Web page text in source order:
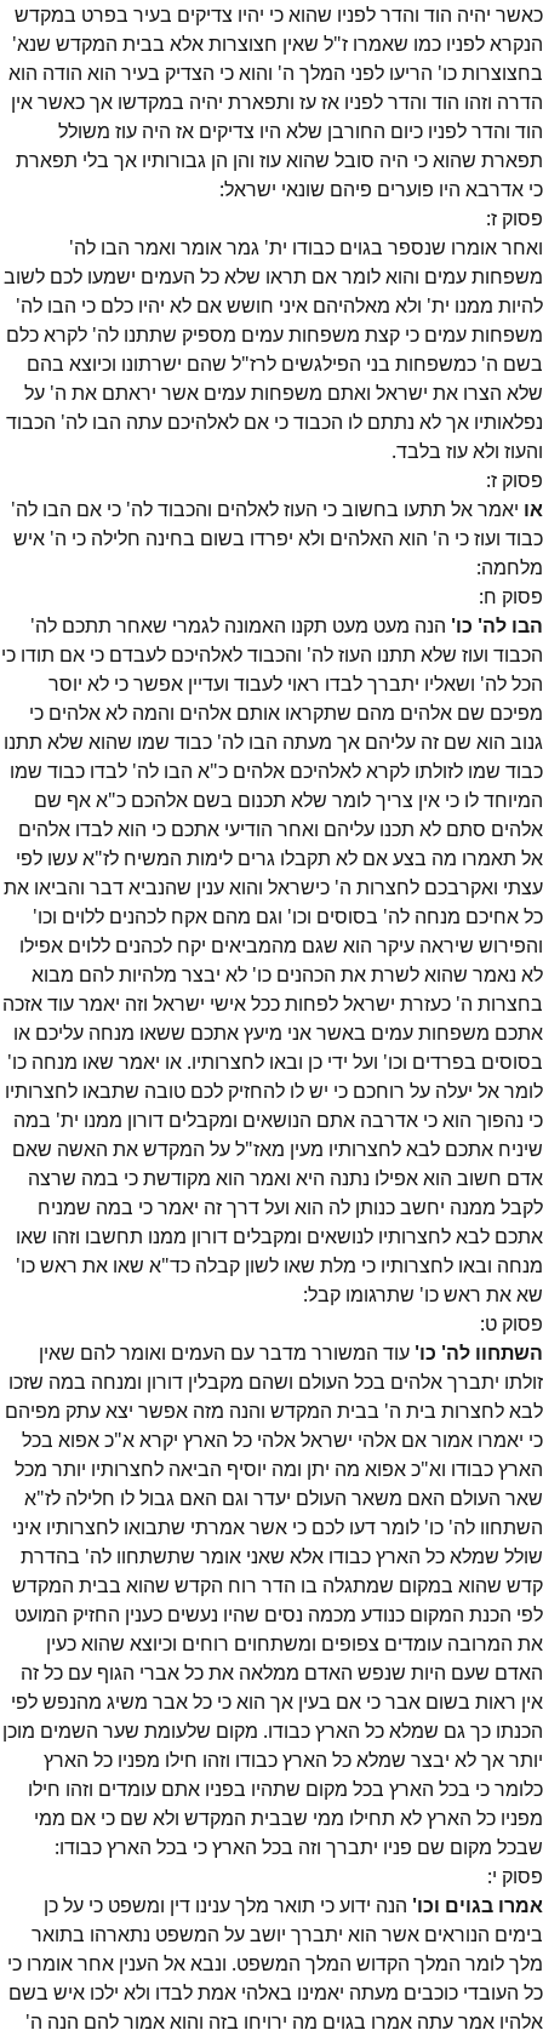
כאשר יהיה הוד והדר לפניו שהוא כי יהיו צדיקים בעיר בפרט במקדש
הנקרא לפניו כמו שאמרו ז"ל שאין חצוצרות אלא בבית המקדש שנא'
בחצוצרות כו' הריעו לפני המלך ה' והוא כי הצדיק בעיר הוא הודה הוא
הדרה וזהו הוד והדר לפניו אז עז ותפארת יהיה במקדשו אך כאשר אין
הוד והדר לפניו כיום החורבן שלא היו צדיקים אז היה עוז משולל
תפארת שהוא כי היה סובל שהוא עוז והן הן גבורותיו אך בלי תפארת
כי אדרבא היו פוערים פיהם שונאי ישראל:
פסוק ז:
ואחר אומרו שנספר בגוים כבודו ית' גמר אומר ואמר הבו לה'
משפחות עמים והוא לומר אם תראו שלא כל העמים ישמעו לכם לשוב
להיות ממנו ית' ולא מאלהיהם איני חושש אם לא יהיו כלם כי הבו לה'
משפחות עמים כי קצת משפחות עמים מספיק שתתנו לה' לקרא כלם
בשם ה' כמשפחות בני הפילגשים לרז"ל שהם ישרתונו וכיוצא בהם
שלא הצרו את ישראל ואתם משפחות עמים אשר יראתם את ה' על
נפלאותיו אך לא נתתם לו הכבוד כי אם לאלהיכם עתה הבו לה' הכבוד
והעוז ולא עוז בלבד.
פסוק ז:
או יאמר אל תתעו בחשוב כי העוז לאלהים והכבוד לה' כי אם הבו לה'
כבוד ועוז כי ה' הוא האלהים ולא יפרדו בשום בחינה חלילה כי ה' איש
מלחמה:
פסוק ח:
הבו לה' כו' הנה מעט מעט תקנו האמונה לגמרי שאחר תתכם לה'
הכבוד ועוז שלא תתנו העוז לה' והכבוד לאלהיכם לעבדם כי אם תודו כי
הכל לה' ושאליו יתברך לבדו ראוי לעבוד ועדיין אפשר כי לא יוסר
מפיכם שם אלהים מהם שתקראו אותם אלהים והמה לא אלהים כי
גנוב הוא שם זה עליהם אך מעתה הבו לה' כבוד שמו שהוא שלא תתנו
כבוד שמו לזולתו לקרא לאלהיכם אלהים כ"א הבו לה' לבדו כבוד שמו
המיוחד לו כי אין צריך לומר שלא תכנום בשם אלהכם כ"א אף שם
אלהים סתם לא תכנו עליהם ואחר הודיעי אתכם כי הוא לבדו אלהים
אל תאמרו מה בצע אם לא תקבלו גרים לימות המשיח לז"א עשו לפי
עצתי ואקרבכם לחצרות ה' כישראל והוא ענין שהנביא דבר והביאו את
כל אחיכם מנחה לה' בסוסים וכו' וגם מהם אקח לכהנים ללוים וכו'
והפירוש שיראה עיקר הוא שגם מהמביאים יקח לכהנים ללוים אפילו
לא נאמר שהוא לשרת את הכהנים כו' לא יבצר מלהיות להם מבוא
בחצרות ה' כעזרת ישראל לפחות ככל אישי ישראל וזה יאמר עוד אזכה
אתכם משפחות עמים באשר אני מיעץ אתכם ששאו מנחה עליכם או
בסוסים בפרדים וכו' ועל ידי כן ובאו לחצרותיו. או יאמר שאו מנחה כו'
לומר אל יעלה על רוחכם כי יש לו להחזיק לכם טובה שתבאו לחצרותיו
כי נהפוך הוא כי אדרבה אתם הנושאים ומקבלים דורון ממנו ית' במה
שיניח אתכם לבא לחצרותיו מעין מאז"ל על המקדש את האשה שאם
אדם חשוב הוא אפילו נתנה היא ואמר הוא מקודשת כי במה שרצה
לקבל ממנה יחשב כנותן לה הוא ועל דרך זה יאמר כי במה שמניח
אתכם לבא לחצרותיו לנושאים ומקבלים דורון ממנו תחשבו וזהו שאו
מנחה ובאו לחצרותיו כי מלת שאו לשון קבלה כד"א שאו את ראש כו'
שא את ראש כו' שתרגומו קבל:
פסוק ט:
השתחוו לה' כו' עוד המשורר מדבר עם העמים ואומר להם שאין
זולתו יתברך אלהים בכל העולם ושהם מקבלין דורון ומנחה במה שזכו
לבא לחצרות בית ה' בבית המקדש והנה מזה אפשר יצא עתק מפיהם
כי יאמרו אמור אם אלהי ישראל אלהי כל הארץ יקרא א"כ אפוא בכל
הארץ כבודו וא"כ אפוא מה יתן ומה יוסיף הביאה לחצרותיו יותר מכל
שאר העולם האם משאר העולם יעדר וגם האם גבול לו חלילה לז"א
השתחוו לה' כו' לומר דעו לכם כי אשר אמרתי שתבואו לחצרותיו איני
שולל שמלא כל הארץ כבודו אלא שאני אומר שתשתחוו לה' בהדרת
קדש שהוא במקום שמתגלה בו הדר רוח הקדש שהוא בבית המקדש
לפי הכנת המקום כנודע מכמה נסים שהיו נעשים כענין החזיק המועט
את המרובה עומדים צפופים ומשתחוים רוחים וכיוצא שהוא כעין
האדם שעם היות שנפש האדם ממלאה את כל אברי הגוף עם כל זה
אין ראות בשום אבר כי אם בעין אך הוא כי כל אבר משיג מהנפש לפי
הכנתו כך גם שמלא כל הארץ כבודו. מקום שלעומת שער השמים מוכן
יותר אך לא יבצר שמלא כל הארץ כבודו וזהו חילו מפניו כל הארץ
כלומר כי בכל הארץ בכל מקום שתהיו בפניו אתם עומדים וזהו חילו
מפניו כל הארץ לא תחילו ממי שבבית המקדש ולא שם כי אם ממי
שבכל מקום שם פניו יתברך וזה בכל הארץ כי בכל הארץ כבודו:
פסוק י:
אמרו בגוים וכו' הנה ידוע כי תואר מלך ענינו דין ומשפט כי על כן
בימים הנוראים אשר הוא יתברך יושב על המשפט נתארהו בתואר
מלך לומר המלך הקדוש המלך המשפט. ונבא אל הענין אחר אומרו כי
כל העובדי כוכבים מעתה יאמינו באלהי אמת לבדו ולא ילכו איש בשם
אלהיו אמר עתה אמרו בגוים מה ירויחו בזה והוא אמור להם הנה ה'